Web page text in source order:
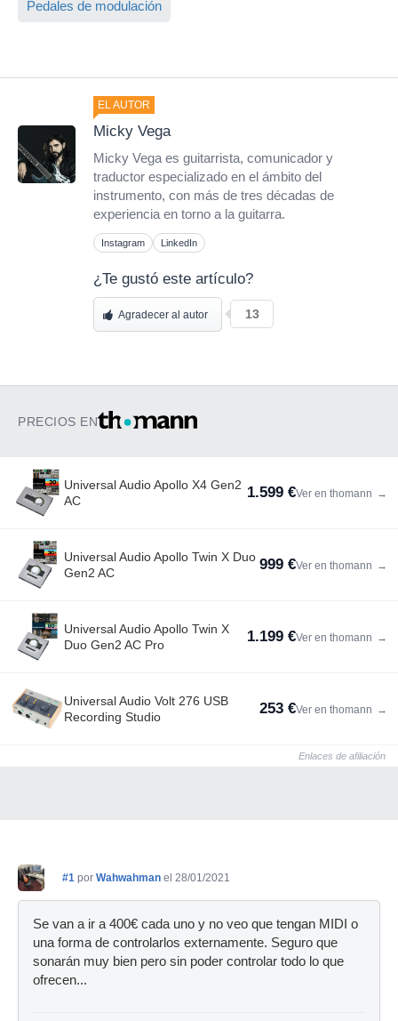
Pedales de modulación
EL AUTOR
Micky Vega
Micky Vega es guitarrista, comunicador y
traductor especializado en el ámbito del
instrumento, con más de tres décadas de
experiencia en torno a la guitarra.
Instagram LinkedIn
¿Te gustó este artículo?
Agradecer al autor 13
PRECIOS EN
Universal Audio Apollo X4 Gen2
AC
1.599 €Ver en thomann →
Universal Audio Apollo Twin X Duo
Gen2 AC
999 €Ver en thomann →
Universal Audio Apollo Twin X
Duo Gen2 AC Pro
1.199 €Ver en thomann →
Universal Audio Volt 276 USB
Recording Studio
253 €Ver en thomann →
Enlaces de afiliación
#1 por Wahwahman el 28/01/2021
Se van a ir a 400€ cada uno y no veo que tengan MIDI o
una forma de controlarlos externamente. Seguro que
sonarán muy bien pero sin poder controlar todo lo que
ofrecen...